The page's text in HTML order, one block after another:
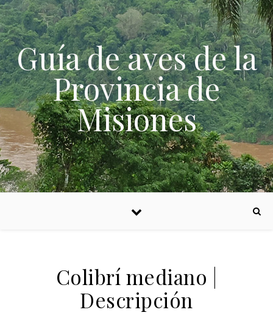
Skip to content
Guía de aves de la
Provincia de
Misiones
Colibrí mediano |
Descripción